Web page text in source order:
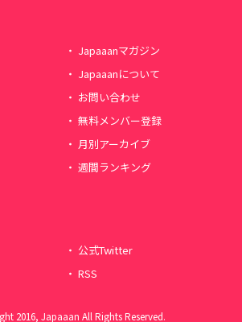
Japaaanマガジン
Japaaanについて
お問い合わせ
無料メンバー登録
月別アーカイブ
週間ランキング
公式Twitter
RSS
2016, Japaaan All Rights Reserved.